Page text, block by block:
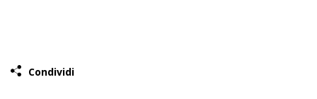
Condividi